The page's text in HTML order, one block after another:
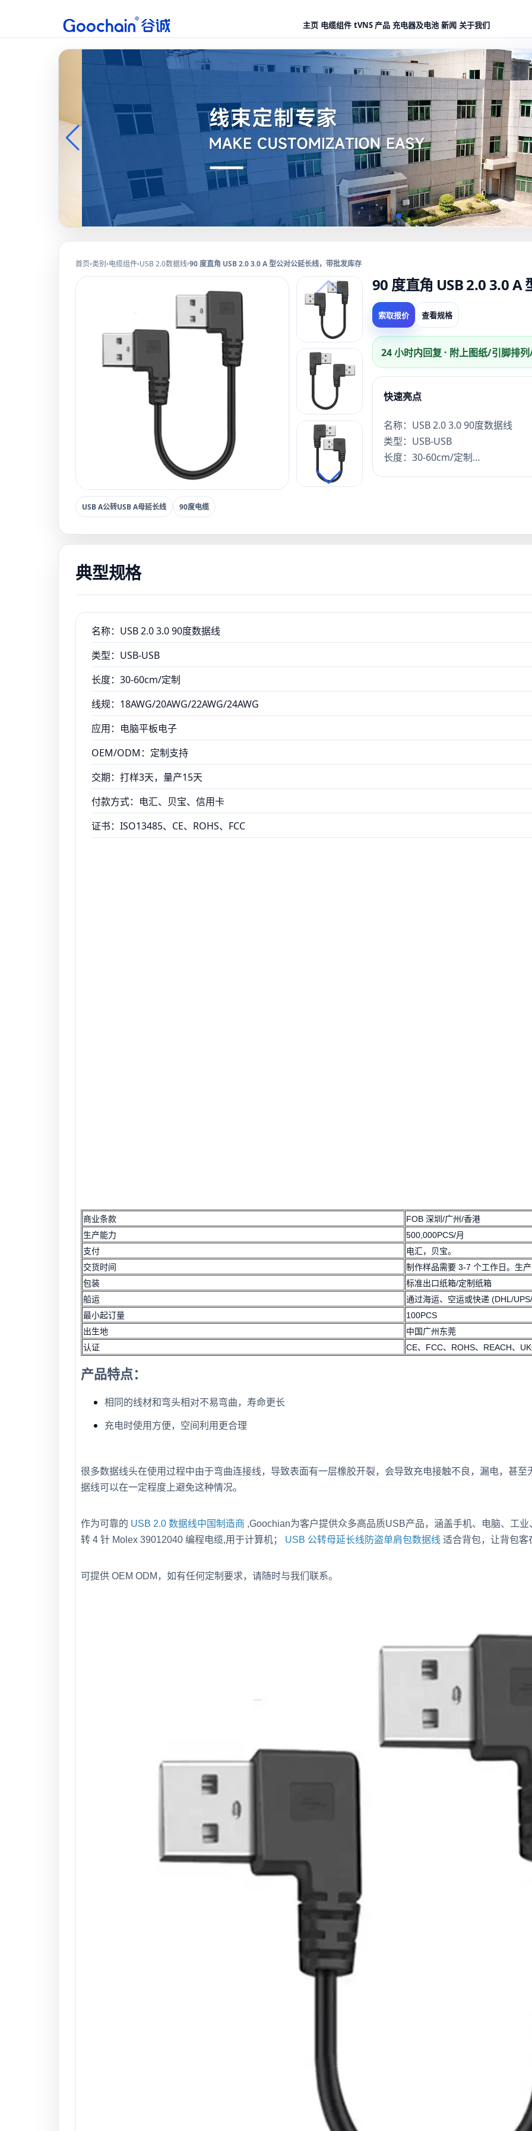
主页 电缆组件 tVNS 产品 充电器及电池 新闻 关于我们
首页›类别›电缆组件›USB 2.0数据线›90 度直角 USB 2.0 3.0 A 型公对公延长线，带批发库存
USB A公转USB A母延长线 90度电缆
90 度直角 USB 2.0 3.0 A
索取报价 查看规格
24 小时内回复 · 附上图纸/引脚排
快速亮点
名称：USB 2.0 3.0 90度数据线
类型：USB-USB
长度：30-60cm/定制
线规：18AWG/20AWG/22AWG/
付款方式：电汇、贝宝、信用卡
典型规格
名称：USB 2.0 3.0 90度数据线
类型：USB-USB
长度：30-60cm/定制
线规：18AWG/20AWG/22AWG/24AWG
应用：电脑平板电子
OEM/ODM：定制支持
交期：打样3天，量产15天
付款方式：电汇、贝宝、信用卡
证书：ISO13485、CE、ROHS、FCC
商业条款
FOB 深圳/广州/香港
生产能力
500,000PCS/月
支付
电汇，贝宝。
交货时间
制作样品需要 3-7 个工作日。生
包装
标准出口纸箱/定制纸箱
船运
通过海运、空运或快递 (DHL/
最小起订量
100PCS
出生地
中国广州东莞
认证
CE、FCC、ROHS、REACH、
产品特点：
相同的线材和弯头相对不易弯曲，寿命更长
充电时使用方便，空间利用更合理
很多数据线头在使用过程中由于弯曲连接线，导致表面有一层橡胶开裂，会导致充电接触不良，漏电，甚
据线可以在一定程度上避免这种情况。
作为可靠的 USB 2.0 数据线中国制造商 ,Goochian为客户提供众多高品质USB产品，涵盖手机、电脑、工
转 4 针 Molex 39012040 编程电缆,用于计算机； USB 公转母延长线防盗单肩包数据线 适合背包，让背包客
可提供 OEM ODM，如有任何定制要求，请随时与我们联系。